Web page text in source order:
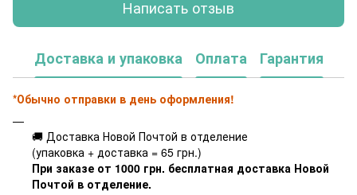
Написать отзыв
Доставка и упаковка Оплата Гарантия
*Обычно отправки в день оформления!
🚚 Доставка Новой Почтой в отделение
(упаковка + доставка = 65 грн.)
При заказе от 1000 грн. бесплатная доставка Новой
Почтой в отделение.